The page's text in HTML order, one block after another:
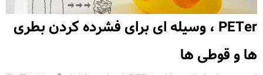
PETer ، وسیله ای برای فشرده کردن بطری
ها و قوطی ها